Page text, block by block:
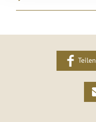
Teilen